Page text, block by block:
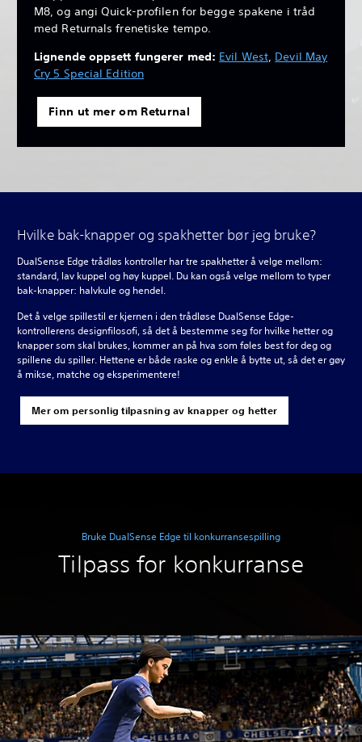
M8, og angi Quick-profilen for begge spakene i tråd
med Returnals frenetiske tempo.
Lignende oppsett fungerer med: Evil West, Devil May
Cry 5 Special Edition
Finn ut mer om Returnal
Hvilke bak-knapper og spakhetter bør jeg bruke?
DualSense Edge trådløs kontroller har tre spakhetter å velge mellom:
standard, lav kuppel og høy kuppel. Du kan også velge mellom to typer
bak-knapper: halvkule og hendel.
Det å velge spillestil er kjernen i den trådløse DualSense Edge-
kontrollerens designfilosofi, så det å bestemme seg for hvilke hetter og
knapper som skal brukes, kommer an på hva som føles best for deg og
spillene du spiller. Hettene er både raske og enkle å bytte ut, så det er gøy
å mikse, matche og eksperimentere!
Mer om personlig tilpasning av knapper og hetter
Bruke DualSense Edge til konkurransespilling
Tilpass for konkurranse